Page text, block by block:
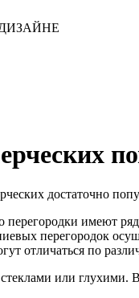
достаточно
перегородки имеют
перегородок
отличаться по
или глухими. В